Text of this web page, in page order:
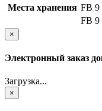
Места хранения FB 9
FB 9
×
Электронный заказ
Загрузка...
×